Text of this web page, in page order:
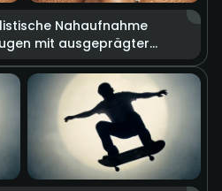
Nahaufnahme
mit ausgeprägter
Die Kamera zeigt feinste
Poren und leicht
Lichtwechsel
den Blick vielschichtige
entstehen.